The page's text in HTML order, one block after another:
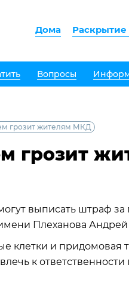
Дома
Вопросы
грозит жителям МКД
грозит
выписать штраф за
Плеханова
клетки и
к